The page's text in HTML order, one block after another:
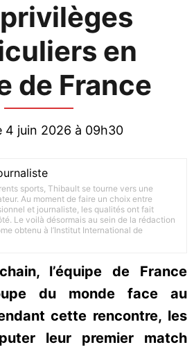
en
de France
4 juin 2026 à 09h30
sports, Thibault se tourne vers une
Au moment de faire un choix entre
et journaliste, les qualités ont fait
Le voilà désormais au sein de la rédaction
obtenu à l’Institut International de
l’équipe de France
du monde face au
cette rencontre, les
leur premier match